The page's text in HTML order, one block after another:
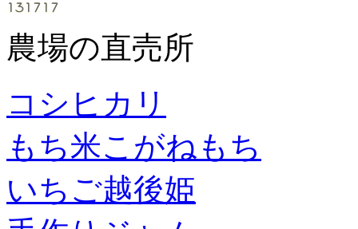
農場の直売所
コシヒカリ
もち米こがねもち
いちご越後姫